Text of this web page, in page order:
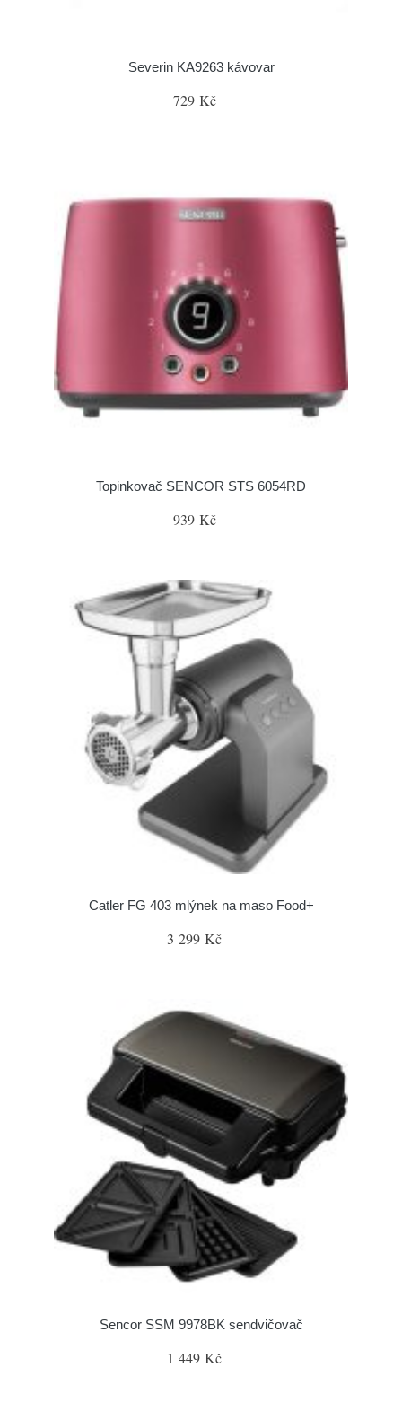
Severin KA9263 kávovar
729 Kč
Topinkovač SENCOR STS 6054RD
939 Kč
Catler FG 403 mlýnek na maso Food+
3 299 Kč
Sencor SSM 9978BK sendvičovač
1 449 Kč